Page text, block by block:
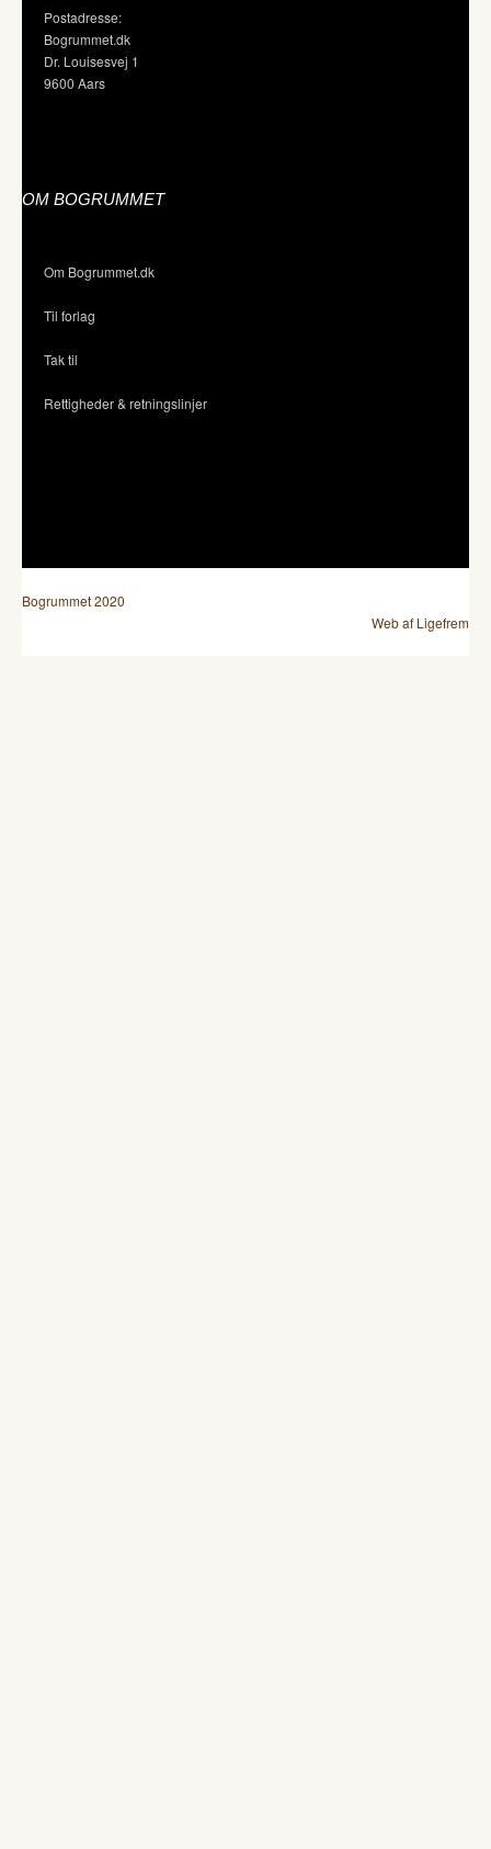
Postadresse:
Bogrummet.dk
Dr. Louisesvej 1
9600 Aars
OM BOGRUMMET
Om Bogrummet.dk
Til forlag
Tak til
Rettigheder & retningslinjer
Bogrummet 2020
Web af Ligefrem